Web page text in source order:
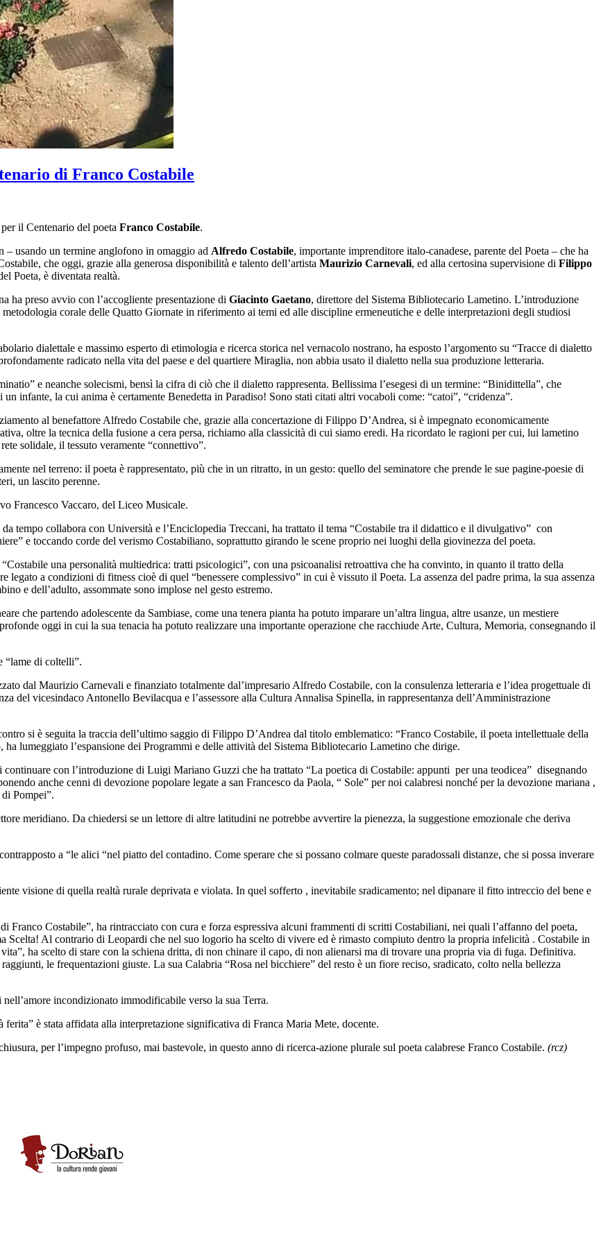
di Franco Costabile
il Centenario del poeta Franco Costabile.
– usando un termine anglofono in omaggio ad Alfredo Costabile, importante imprenditore italo-canadese, parente del Poeta – che ha
che oggi, grazie alla generosa disponibilità e talento dell’artista Maurizio Carnevali, ed alla certosina supervisione di Filippo
Poeta, è diventata realtà.
ha preso avvio con l’accogliente presentazione di Giacinto Gaetano, direttore del Sistema Bibliotecario Lametino. L’introduzione
metodologia corale delle Quatto Giornate in riferimento ai temi ed alle discipline ermeneutiche e delle interpretazioni degli studiosi
dialettale e massimo esperto di etimologia e ricerca storica nel vernacolo nostrano, ha esposto l’argomento su “Tracce di dialetto
radicato nella vita del paese e del quartiere Miraglia, non abbia usato il dialetto nella sua produzione letteraria.
e neanche solecismi, bensì la cifra di ciò che il dialetto rappresenta. Bellissima l’esegesi di un termine: “Binidittella”, che
infante, la cui anima è certamente Benedetta in Paradiso! Sono stati citati altri vocaboli come: “catoi”, “cridenza”.
al benefattore Alfredo Costabile che, grazie alla concertazione di Filippo D’Andrea, si è impegnato economicamente
oltre la tecnica della fusione a cera persa, richiamo alla classicità di cui siamo eredi. Ha ricordato le ragioni per cui, lui lametino
solidale, il tessuto veramente “connettivo”.
nel terreno: il poeta è rappresentato, più che in un ritratto, in un gesto: quello del seminatore che prende le sue pagine-poesie di
un lascito perenne.
Francesco Vaccaro, del Liceo Musicale.
tempo collabora con Università e l’Enciclopedia Treccani, ha trattato il tema “Costabile tra il didattico e il divulgativo” con
e toccando corde del verismo Costabiliano, soprattutto girando le scene proprio nei luoghi della giovinezza del poeta.
una personalità multiedrica: tratti psicologici”, con una psicoanalisi retroattiva che ha convinto, in quanto il tratto della
a condizioni di fitness cioè di quel “benessere complessivo” in cui è vissuto il Poeta. La assenza del padre prima, la sua assenza
e dell’adulto, assommate sono implose nel gesto estremo.
che partendo adolescente da Sambiase, come una tenera pianta ha potuto imparare un’altra lingua, altre usanze, un mestiere
oggi in cui la sua tenacia ha potuto realizzare una importante operazione che racchiude Arte, Cultura, Memoria, consegnando il
“lame di coltelli”.
dal Maurizio Carnevali e finanziato totalmente dal’impresario Alfredo Costabile, con la consulenza letteraria e l’idea progettuale di
del vicesindaco Antonello Bevilacqua e l’assessore alla Cultura Annalisa Spinella, in rappresentanza dell’Amministrazione
si è seguita la traccia dell’ultimo saggio di Filippo D’Andrea dal titolo emblematico: “Franco Costabile, il poeta intellettuale della
lumeggiato l’espansione dei Programmi e delle attività del Sistema Bibliotecario Lametino che dirige.
con l’introduzione di Luigi Mariano Guzzi che ha trattato “La poetica di Costabile: appunti per una teodicea” disegnando
anche cenni di devozione popolare legate a san Francesco da Paola, “ Sole” per noi calabresi nonché per la devozione mariana ,
Pompei”.
meridiano. Da chiedersi se un lettore di altre latitudini ne potrebbe avvertire la pienezza, la suggestione emozionale che deriva
a “le alici “nel piatto del contadino. Come sperare che si possano colmare queste paradossali distanze, che si possa inverare
visione di quella realtà rurale deprivata e violata. In quel sofferto , inevitabile sradicamento; nel dipanare il fitto intreccio del bene e
Franco Costabile”, ha rintracciato con cura e forza espressiva alcuni frammenti di scritti Costabiliani, nei quali l’affanno del poeta,
Scelta! Al contrario di Leopardi che nel suo logorio ha scelto di vivere ed è rimasto compiuto dentro la propria infelicità . Costabile in
ha scelto di stare con la schiena dritta, di non chinare il capo, di non alienarsi ma di trovare una propria via di fuga. Definitiva.
le frequentazioni giuste. La sua Calabria “Rosa nel bicchiere” del resto è un fiore reciso, sradicato, colto nella bellezza
incondizionato immodificabile verso la sua Terra.
è stata affidata alla interpretazione significativa di Franca Maria Mete, docente.
per l’impegno profuso, mai bastevole, in questo anno di ricerca-azione plurale sul poeta calabrese Franco Costabile. (rcz)